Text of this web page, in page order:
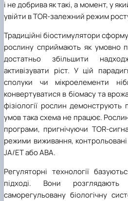
і не добрива як такі, а момент, у
увійти в TOR-залежний режим
Традиційні біостимулятори
рослину сприймають як умовно
достатньо збільшити
активізувати ріст. У цій
сполуки чи мікроелементи
конвертуватися в біомасу та
фізіології рослин
умов така схема не працює.
програми, пригнічуючи TOR-
режими виживання,
JA/ET або ABA.
Регуляторні технології
підході. Вони
саморегульовану біологічну